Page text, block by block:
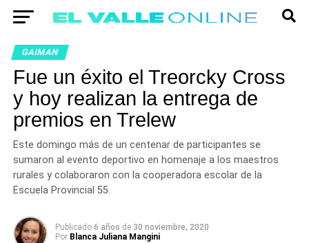
GAIMAN
Fue un éxito el Treorcky Cross
y hoy realizan la entrega de
premios en Trelew
Este domingo más de un centenar de participantes se
sumaron al evento deportivo en homenaje a los maestros
rurales y colaboraron con la cooperadora escolar de la
Escuela Provincial 55.
Publicado 6 años de 30 noviembre, 2020
Por Blanca Juliana Mangini